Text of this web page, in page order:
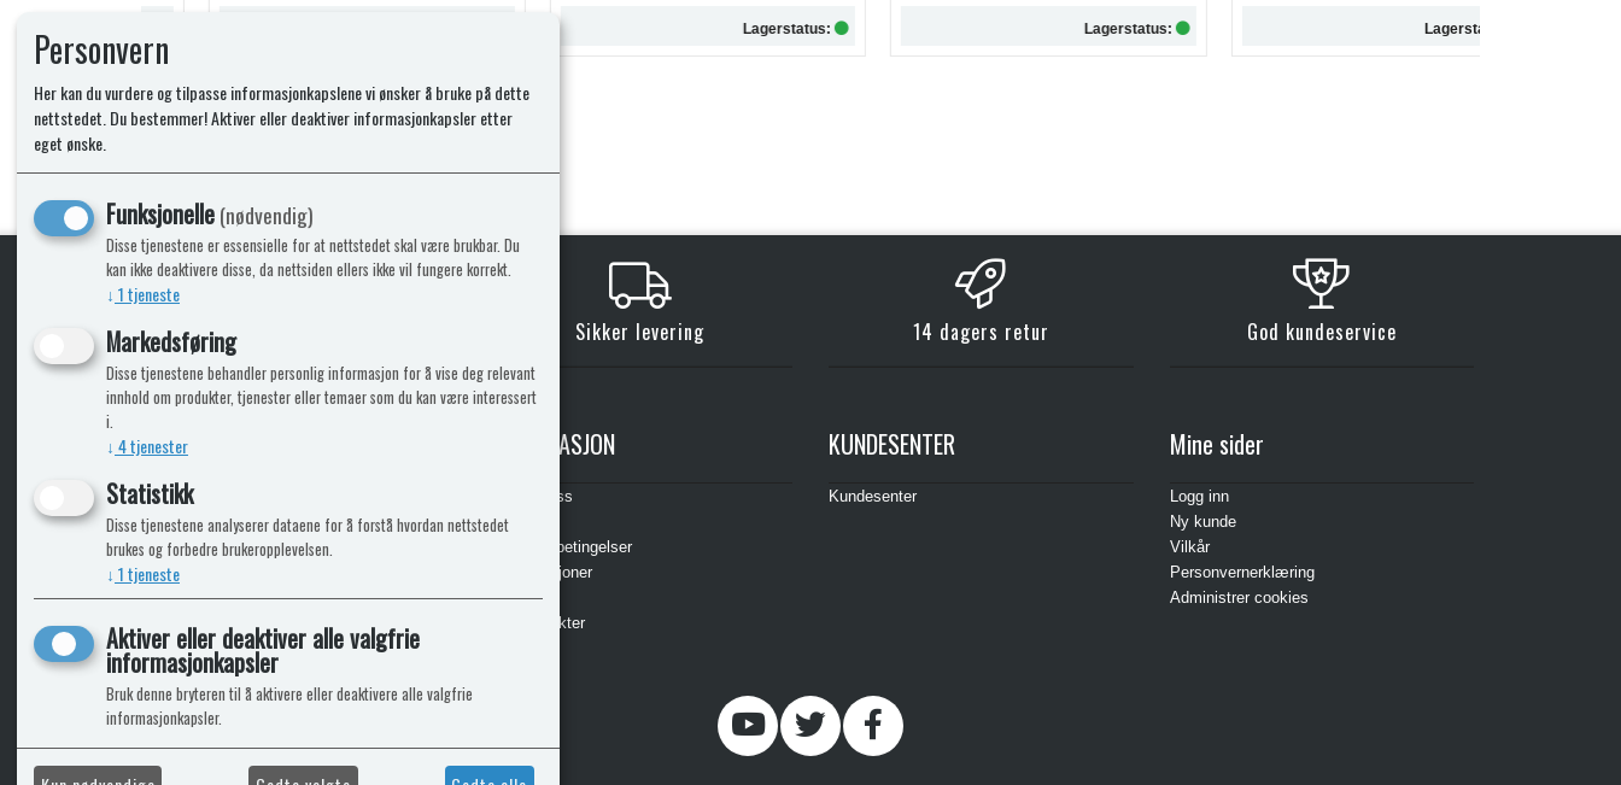
Kjøp
Lagerstatus: Lagerstatus: Lagerstatus:
Sikker levering 14 dagers retur God kundeservice
ICARAVANGRUPPEN
Bobilkjeden - iCaravan Tromsø
Caravan.no - når camping er livet
Trumadeler.no - utstyr fra Truma og Alde
Fritidsvarehuset.no - barn og velvære
INFORMASJON
Kontakt oss
Cookies
Leveringsbetingelser
Reklamasjoner
Returnere
Alle produkter
KUNDESENTER
Kundesenter
Mine sider
Logg inn
Ny kunde
Vilkår
Personvernerklæring
Administrer cookies
Personvern
Her kan du vurdere og tilpasse informasjonkapslene vi ønsker å bruke på dette
nettstedet. Du bestemmer! Aktiver eller deaktiver informasjonkapsler etter
eget ønske.
Funksjonelle(nødvendig)
Disse tjenestene er essensielle for at nettstedet skal være brukbar. Du
kan ikke deaktivere disse, da nettsiden ellers ikke vil fungere korrekt.
↓ 1tjeneste
Markedsføring
Disse tjenestene behandler personlig informasjon for å vise deg relevant
innhold om produkter, tjenester eller temaer som du kan være interessert
i.
↓ 4tjenester
Statistikk
Disse tjenestene analyserer dataene for å forstå hvordan nettstedet
brukes og forbedre brukeropplevelsen.
↓ 1tjeneste
Aktiver eller deaktiver alle valgfrie
informasjonkapsler
Bruk denne bryteren til å aktivere eller deaktivere alle valgfrie
informasjonkapsler.